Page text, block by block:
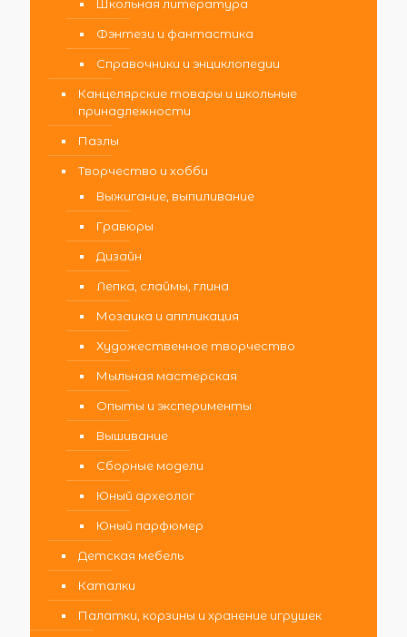
Школьная литература
Фэнтези и фантастика
Справочники и энциклопедии
Канцелярские товары и школьные
принадлежности
Пазлы
Творчество и хобби
Выжигание, выпиливание
Гравюры
Дизайн
Лепка, слаймы, глина
Мозаика и аппликация
Художественное творчество
Мыльная мастерская
Опыты и эксперименты
Вышивание
Сборные модели
Юный археолог
Юный парфюмер
Детская мебель
Каталки
Палатки, корзины и хранение игрушек